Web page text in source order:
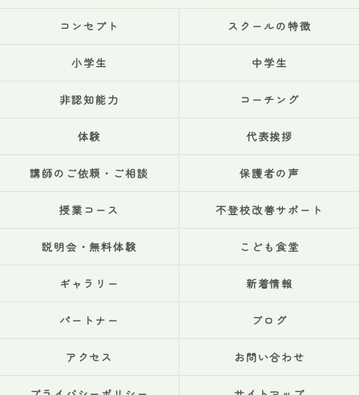
コンセプト スクールの特徴
小学生 中学生
非認知能力 コーチング
体験 代表挨拶
講師のご依頼・ご相談 保護者の声
授業コース 不登校改善サポート
説明会・無料体験 こども食堂
ギャラリー 新着情報
パートナー ブログ
アクセス お問い合わせ